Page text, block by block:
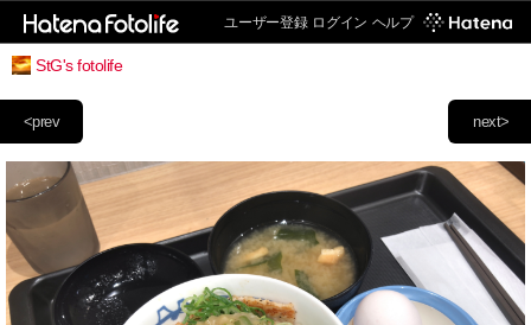
ユーザー登録 ログイン ヘルプ
StG's fotolife
next>
<prev